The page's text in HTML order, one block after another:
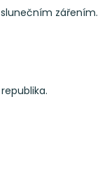
zářením.